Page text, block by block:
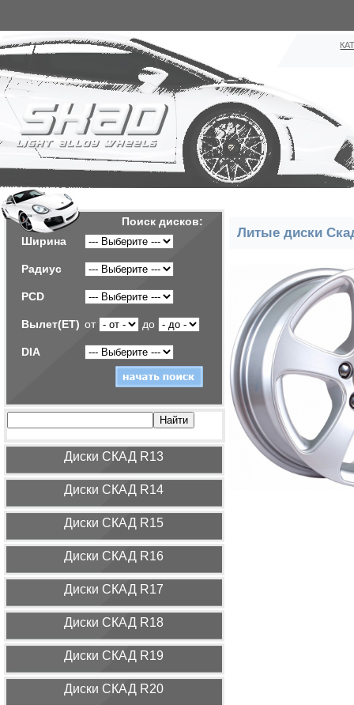
Поиск дисков:
Ширина
Радиус
PCD
Вылет(ET) от до
DIA
Диcки СКАД R13
Диcки СКАД R14
Диcки СКАД R15
Диcки СКАД R16
Диcки СКАД R17
Диcки СКАД R18
Диcки СКАД R19
Диcки СКАД R20
Литые диски